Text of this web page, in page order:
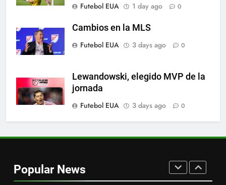
Futebol EUA
1 day ago 0
Cambios en la MLS
Futebol EUA
3 days ago 0
Lewandowski, elegido MVP de la
jornada
Futebol EUA
3 days ago 0
Popular News
Exibição: duas assistências de
Leo Messi e hat-trick de Luis
SPORTS
Austin dispensa sua equipe
espanhola
SPORTS
el partido de Lewandowski